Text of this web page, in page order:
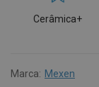
Cerâmica+
Marca: Mexen